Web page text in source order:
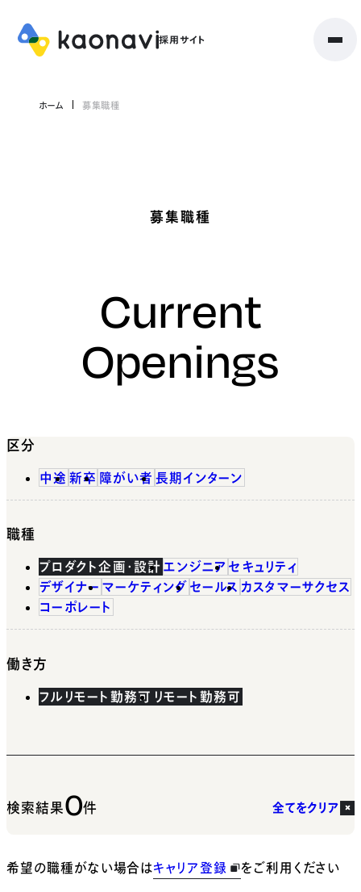
ホーム 募集職種
募集職種
Current
Openings
区分
中途 新卒 障がい者 長期インターン
職種
プロダクト企画・設計 エンジニア セキュリティ
デザイナー マーケティング セールス カスタマーサクセス
コーポレート
働き方
フルリモート勤務可 リモート勤務可
検索結果0件 全てをクリア
希望の職種がない場合はキャリア登録 をご利用ください